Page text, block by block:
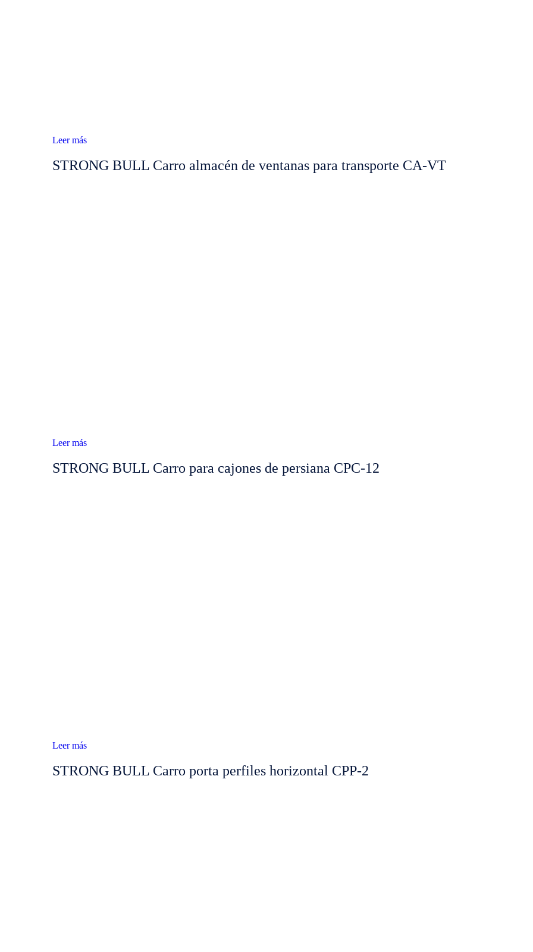
Leer más
STRONG BULL Carro almacén de ventanas para transporte CA-VT
Leer más
STRONG BULL Carro para cajones de persiana CPC-12
Leer más
STRONG BULL Carro porta perfiles horizontal CPP-2